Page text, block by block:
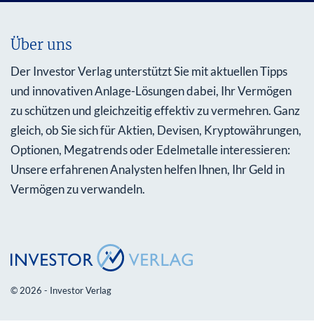
Über uns
Der Investor Verlag unterstützt Sie mit aktuellen Tipps
und innovativen Anlage-Lösungen dabei, Ihr Vermögen
zu schützen und gleichzeitig effektiv zu vermehren. Ganz
gleich, ob Sie sich für Aktien, Devisen, Kryptowährungen,
Optionen, Megatrends oder Edelmetalle interessieren:
Unsere erfahrenen Analysten helfen Ihnen, Ihr Geld in
Vermögen zu verwandeln.
© 2026 - Investor Verlag